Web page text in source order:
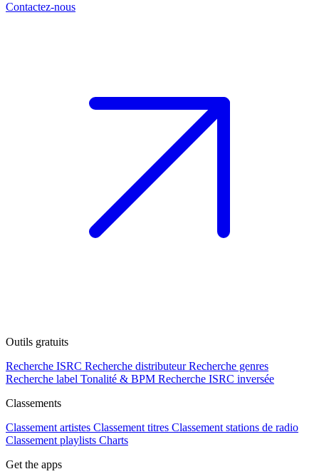
Contactez-nous
Outils gratuits
Recherche ISRC Recherche distributeur Recherche genres
Recherche label Tonalité & BPM Recherche ISRC inversée
Classements
Classement artistes Classement titres Classement stations de radio
Classement playlists Charts
Get the apps